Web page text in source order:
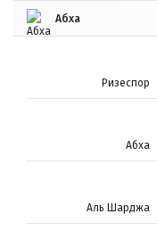
Абха
Ризеспор
Абха
Аль Шарджа